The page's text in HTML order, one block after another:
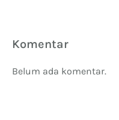
Komentar
Belum ada komentar.